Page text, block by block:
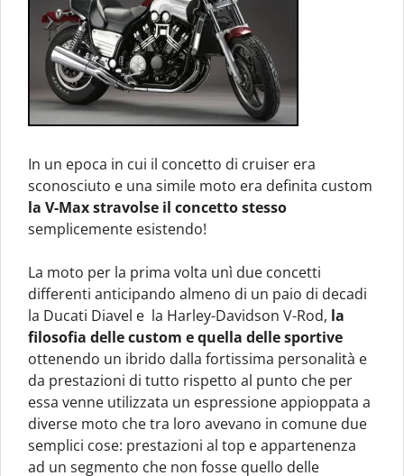
In un epoca in cui il concetto di cruiser era
sconosciuto e una simile moto era definita custom
la V-Max stravolse il concetto stesso
semplicemente esistendo!
La moto per la prima volta unì due concetti
differenti anticipando almeno di un paio di decadi
la Ducati Diavel e la Harley-Davidson V-Rod, la
filosofia delle custom e quella delle sportive
ottenendo un ibrido dalla fortissima personalità e
da prestazioni di tutto rispetto al punto che per
essa venne utilizzata un espressione appioppata a
diverse moto che tra loro avevano in comune due
semplici cose: prestazioni al top e appartenenza
ad un segmento che non fosse quello delle